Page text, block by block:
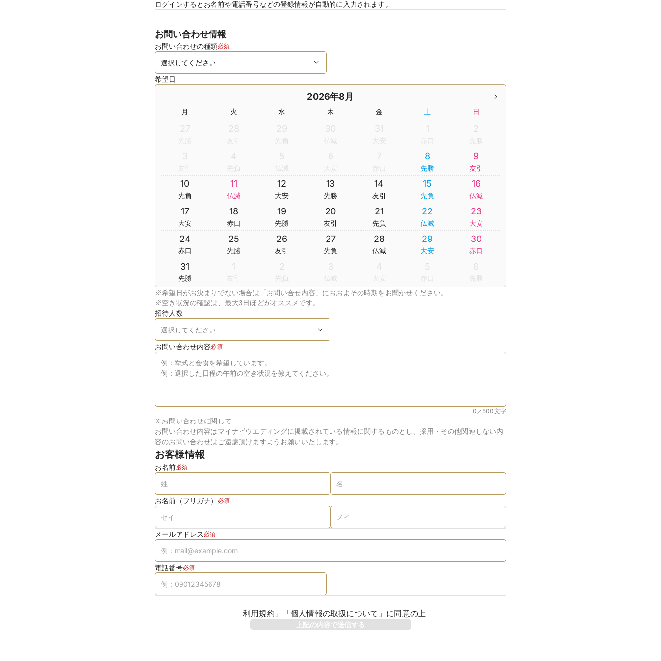
ログインするとお名前や電話番号などの登録情報が自動的に入力されます。
お問い合わせ情報
お問い合わせの種類必須
希望日
2026年8月
月 火 水 木 金 土 日
27
先勝
28
友引
29
先負
30
仏滅
31
大安
1
赤口
2
先勝
3
友引
4
先負
5
仏滅
6
大安
7
赤口
8
先勝
9
友引
10
先負
11
仏滅
12
大安
13
先勝
14
友引
15
先負
16
仏滅
17
大安
18
赤口
19
先勝
20
友引
21
先負
22
仏滅
23
大安
24
赤口
25
先勝
26
友引
27
先負
28
仏滅
29
大安
30
赤口
31
先勝
1
友引
2
先負
3
仏滅
4
大安
5
赤口
6
先勝
※希望日がお決まりでない場合は「お問い合せ内容」におおよその時期をお聞かせください。
※空き状況の確認は、最大3日ほどがオススメです。
招待人数
お問い合わせ内容必須
0／500文字
※お問い合わせに関して
お問い合わせ内容はマイナビウエディングに掲載されている情報に関するものとし、採用・その他関連しない内
容のお問い合わせはご遠慮頂けますようお願いいたします。
お客様情報
お名前必須
お名前（フリガナ） 必須
メールアドレス 必須
電話番号必須
「利用規約 」 「個人情報の取扱について 」 に同意の上
上記の内容で送信する